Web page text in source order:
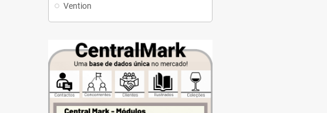
Vention